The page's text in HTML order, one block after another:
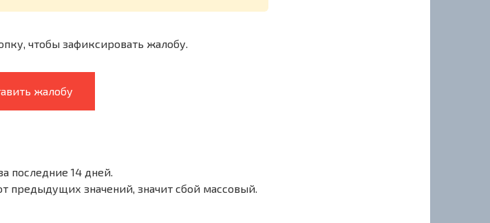
чтобы зафиксировать жалобу.
жалобу
последние 14 дней.
предыдущих значений, значит сбой массовый.